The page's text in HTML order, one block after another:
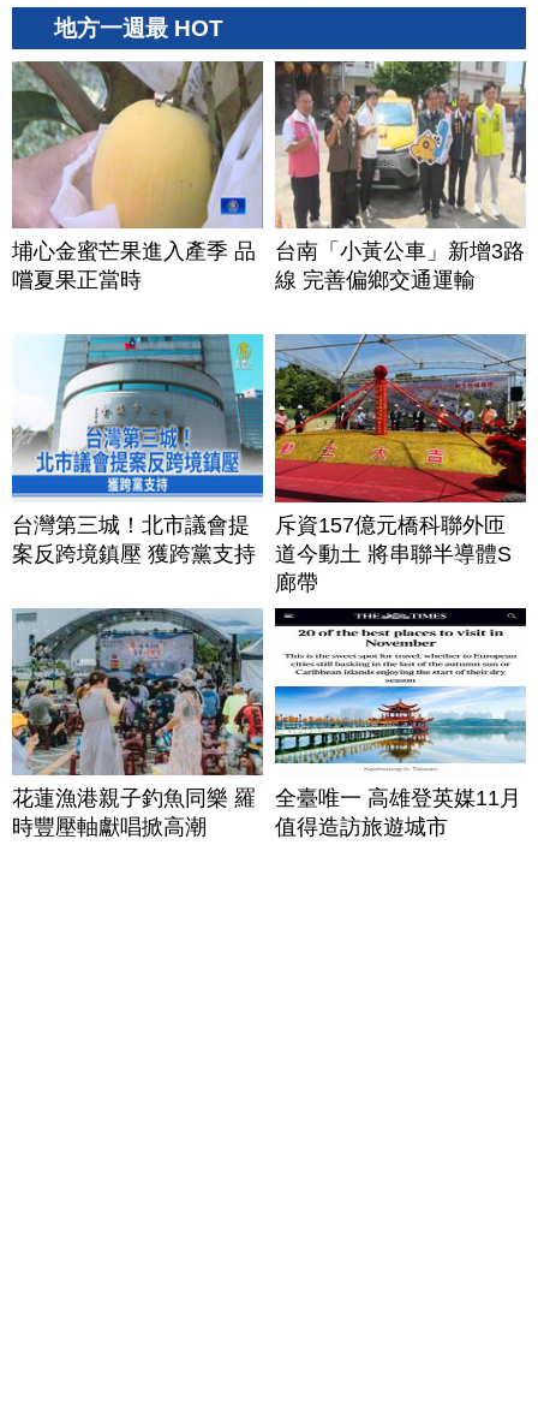
地方一週最 HOT
埔心金蜜芒果進入產季 品
嚐夏果正當時
台南「小黃公車」新增3路
線 完善偏鄉交通運輸
台灣第三城！北市議會提
案反跨境鎮壓 獲跨黨支持
斥資157億元橋科聯外匝
道今動土 將串聯半導體S
廊帶
花蓮漁港親子釣魚同樂 羅
時豐壓軸獻唱掀高潮
全臺唯一 高雄登英媒11月
值得造訪旅遊城市